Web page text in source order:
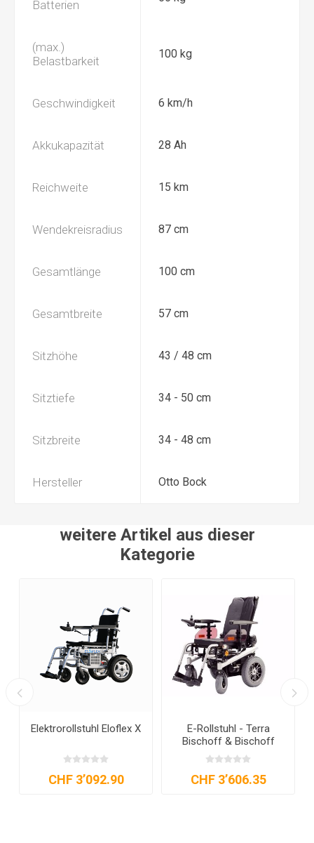
Batterien
(max.)
Belastbarkeit
100 kg
Geschwindigkeit 6 km/h
Akkukapazität 28 Ah
Reichweite 15 km
Wendekreisradius 87 cm
Gesamtlänge 100 cm
Gesamtbreite 57 cm
Sitzhöhe 43 / 48 cm
Sitztiefe 34 - 50 cm
Sitzbreite 34 - 48 cm
Hersteller Otto Bock
weitere Artikel aus dieser
Kategorie
Elektrorollstuhl Eloflex X
CHF 3’092.90
E-Rollstuhl - Terra
Bischoff & Bischoff
CHF 3’606.35